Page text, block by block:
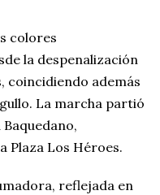
colores
la despenalización
coincidiendo además
La marcha partió
Baquedano,
Plaza Los Héroes.
reflejada en